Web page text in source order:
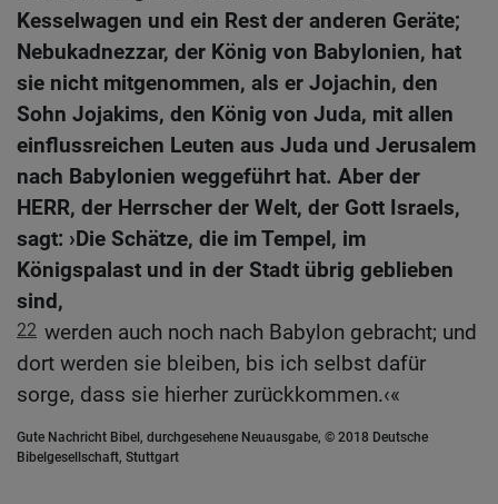
Kesselwagen und ein Rest der anderen Geräte;
Nebukadnezzar, der König von Babylonien, hat
sie nicht mitgenommen, als er Jojachin, den
Sohn Jojakims, den König von Juda, mit allen
einflussreichen Leuten aus Juda und Jerusalem
nach Babylonien weggeführt hat. Aber der
HERR, der Herrscher der Welt, der Gott Israels,
sagt: ›Die Schätze, die im Tempel, im
Königspalast und in der Stadt übrig geblieben
sind,
22 werden auch noch nach Babylon gebracht; und
dort werden sie bleiben, bis ich selbst dafür
sorge, dass sie hierher zurückkommen.‹«
Gute Nachricht Bibel, durchgesehene Neuausgabe, © 2018 Deutsche
Bibelgesellschaft, Stuttgart